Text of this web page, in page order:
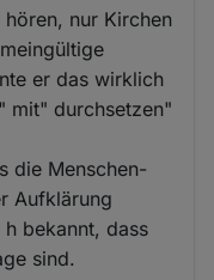
nur Kirchen
er das wirklich
mit" durchsetzen"
die Menschen-
Aufklärung
bekannt, dass
sind.